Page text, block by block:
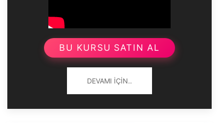
BU KURSU SATIN AL
DEVAMI İÇIN..